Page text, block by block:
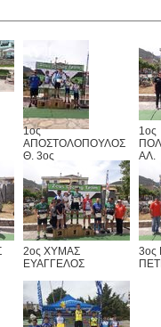
1ος
ΑΠΟΣΤΟΛΟΠΟΥΛΟΣ
Θ. 3ος
ΚΟΥΤΣΟΥΚΟΣΧ.
1ος
ΑΛ.
2ος ΧΥΜΑΣ
ΕΥΑΓΓΕΛΟΣ